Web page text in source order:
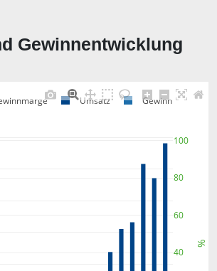
Gewinnentwicklung
40
60
80
100
Umsatz Gewinn
%